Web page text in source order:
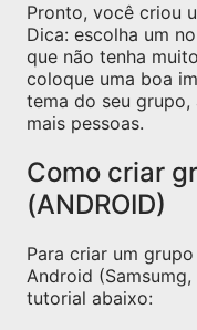
Pronto, você criou
Dica: escolha um
que não tenha
coloque uma boa
tema do seu
mais pessoas.
Como criar
(ANDROID)
Para criar um
Android
tutorial abaixo: